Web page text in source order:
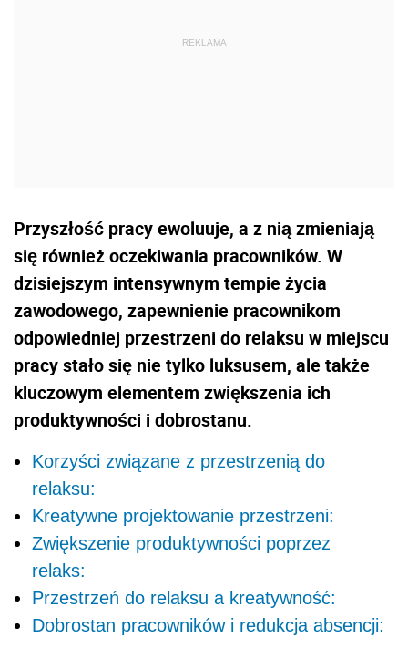
Przyszłość pracy ewoluuje, a z nią zmieniają
się również oczekiwania pracowników. W
dzisiejszym intensywnym tempie życia
zawodowego, zapewnienie pracownikom
odpowiedniej przestrzeni do relaksu w miejscu
pracy stało się nie tylko luksusem, ale także
kluczowym elementem zwiększenia ich
produktywności i dobrostanu.
Korzyści związane z przestrzenią do
relaksu:
Kreatywne projektowanie przestrzeni:
Zwiększenie produktywności poprzez
relaks:
Przestrzeń do relaksu a kreatywność:
Dobrostan pracowników i redukcja absencji: